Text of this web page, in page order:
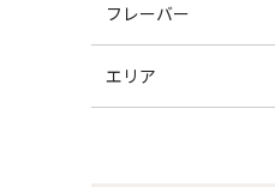
フレーバー
エリア